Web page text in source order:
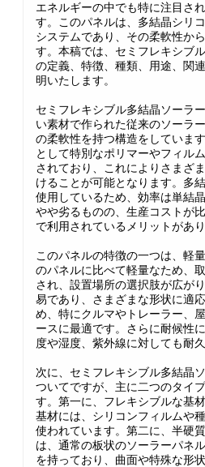
エネルギーの中でも特に注目さ
す。このパネルは、多結晶シリ
システムであり、その柔軟性か
す。本稿では、セミフレキシブ
の定義、特徴、種類、用途、関
明いたします。
セミフレキシブル多結晶ソーラ
い素材で作られた従来のソーラ
の柔軟性を持つ構造をしていま
として特別なポリマーやフィル
されており、これによりさまざ
けることが可能となります。多
使用しているため、効率は単結
やや劣るものの、生産コストが
で利用されているメリットがあり
このパネルの特徴の一つは、軽
のパネルに比べて軽量なため、
され、設置場所の選択肢が広が
易であり、さまざまな形状に適
め、特にクルマやトレーラー、
ースに最適です。さらに耐候性
度や湿度、紫外線に対しても耐
次に、セミフレキシブル多結晶
ついてですが、主に二つのタイ
す。第一に、フレキシブルな基
基材には、シリコンフィルムや
使われています。第二に、半硬
は、通常の板状のソーラーパネ
を持っており、曲面や特殊な形